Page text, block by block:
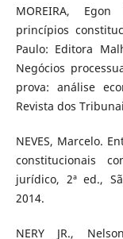
MOREIRA, Egon
princípios
Paulo: Editora
Negócios
prova: análise
Revista dos
NEVES, Marcelo.
constitucionais
jurídico, 2ª ed.,
2014.
NERY JR.,